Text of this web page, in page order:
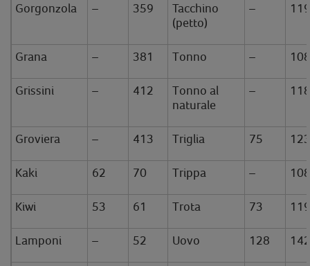
Gorgonzola – 359
Tacchino
(petto)
–
Grana – 381 Tonno –
Grissini – 412
Tonno al
naturale
–
Groviera – 413 Triglia 75
Kaki 62 70 Trippa –
Kiwi 53 61 Trota 73
Lamponi – 52 Uovo 128